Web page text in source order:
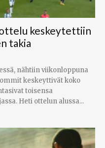
keskeytettiin
takia
nähtiin viikonloppuna
keskeyttivät koko
toisensa
Heti ottelun alussa...